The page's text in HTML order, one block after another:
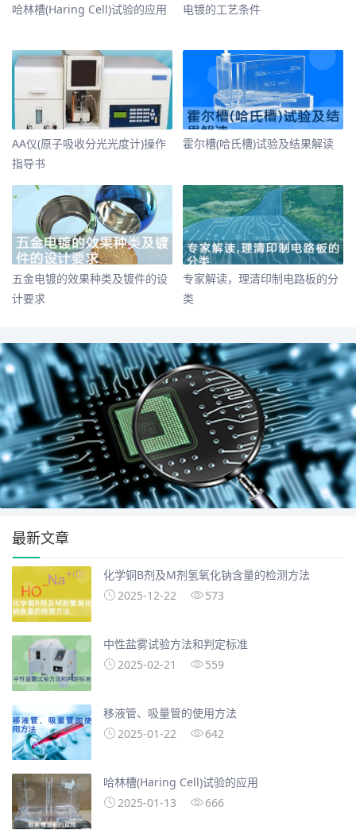
​哈林槽(Haring Cell)试验的应用 ​电镀的工艺条件
​AA仪(原子吸收分光光度计)操作
指导书
​霍尔槽(哈氏槽)试验及结果解读
​五金电镀的效果种类及镀件的设
计要求
​专家解读，理清印制电路板的分
类
最新文章
化学铜B剂及M剂氢氧化钠含量的检测方法
2025-12-22
573
中性盐雾试验方法和判定标准
2025-02-21
559
移液管、吸量管的使用方法
2025-01-22
642
哈林槽(Haring Cell)试验的应用
2025-01-13
666